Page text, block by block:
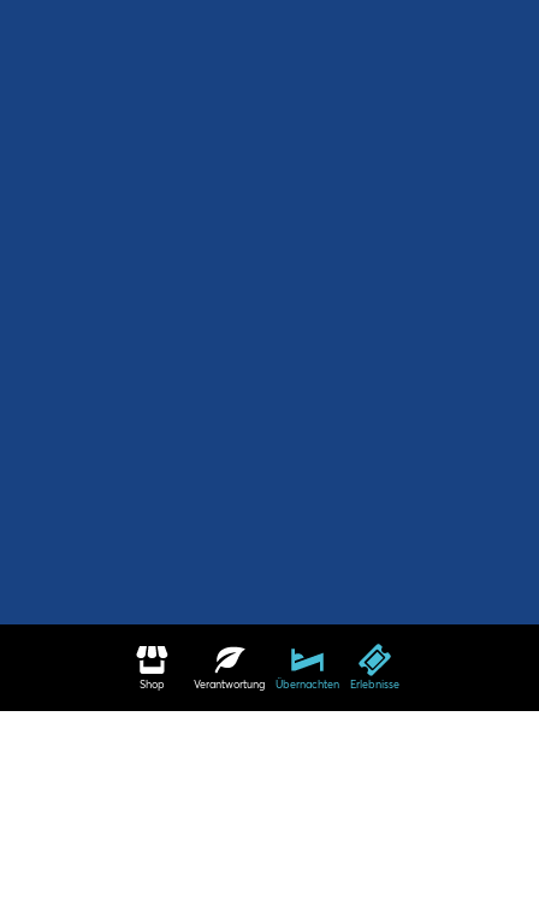
Shop Verantwortung Übernachten Erlebnisse